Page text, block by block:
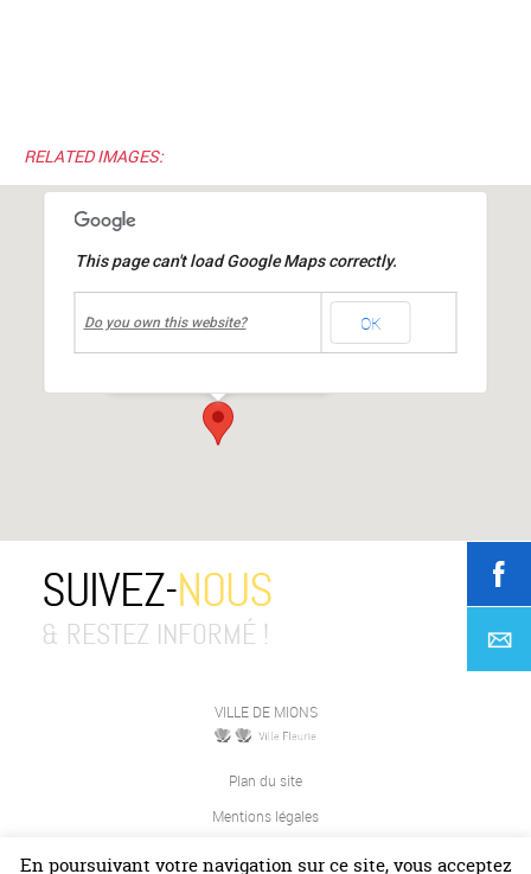
RELATED IMAGES:
Mairie de MIONS
MIONS
This page can't load Google Maps correctly.
Do you own this website? OK
SUIVEZ-NOUS
& RESTEZ INFORMÉ !
VILLE DE MIONS
Plan du site
Mentions légales
En poursuivant votre navigation sur ce site, vous acceptez